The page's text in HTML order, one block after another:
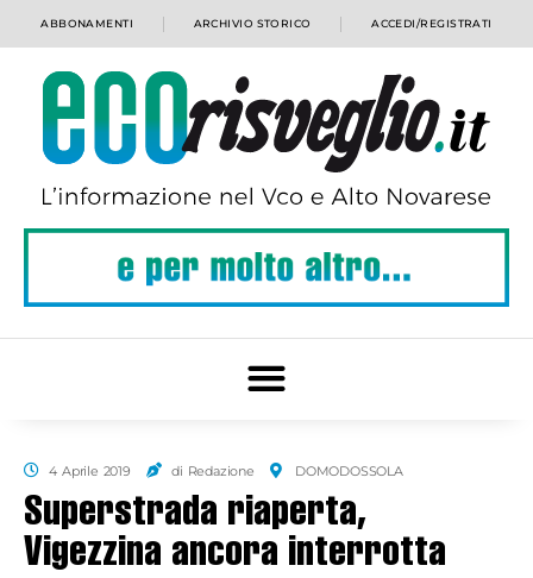
ABBONAMENTI ARCHIVIO STORICO ACCEDI/REGISTRATI
4 Aprile 2019 di Redazione DOMODOSSOLA
Superstrada riaperta,
Vigezzina ancora interrotta